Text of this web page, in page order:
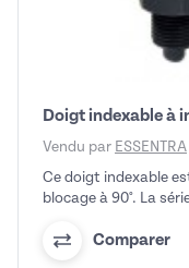
Doigt indexable à
Vendu par ESSENTRA
Ce doigt indexable
blocage à 90°. La
Comparer